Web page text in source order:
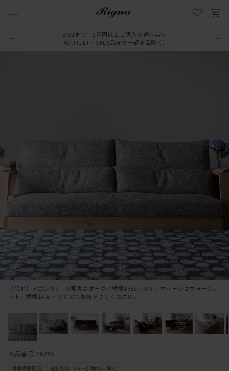
8/31まで 2万円以上ご購入で送料無料
（OUTLET・SALE品ほか一部商品除く）
【張地】マゴンザ9 ※写真はオーク／横幅168cmです。本ページはウォールナ
ット／横幅140cmですのでお気をつけください。
商品番号 26296